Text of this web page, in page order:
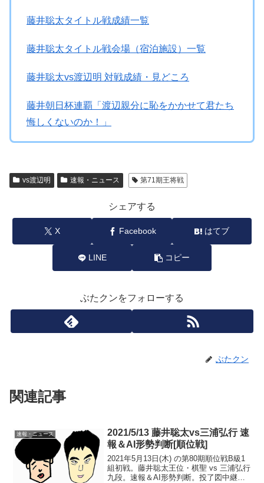
藤井聡太タイトル戦成績一覧
藤井聡太タイトル戦会場（宿泊施設）一覧
藤井聡太vs渡辺明 対戦成績・見どころ
藤井朝日杯連覇「渡辺親分に恥をかかせて君たち
悔しくないのか！」
vs渡辺明 速報・ニュース 第71期王将戦
シェアする
X Facebook はてブ
LINE コピー
ぶたクンをフォローする
ぶたクン
関連記事
速報・ニュース
2021/5/13 藤井聡太vs三浦弘行 速
報＆AI形勢判断[順位戦]
2021年5月13日(木) の第80期順位戦B級1
組初戦。藤井聡太王位・棋聖 vs 三浦弘行
九段。速報＆AI形勢判断。投了図中継・